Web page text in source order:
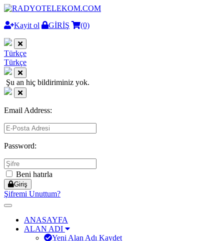
Kayit ol GİRİŞ (0)
Türkçe
Türkçe
Şu an hiç bildiriminiz yok.
Email Address:
Password:
Beni hatırla
Giriş
Şifremi Unuttum?
Toggle
navigationANASAYFA
ALAN ADI
Yeni Alan Adı Kaydet